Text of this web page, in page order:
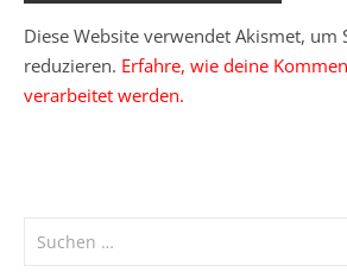
Diese Website verwendet Akismet, um
reduzieren. Erfahre, wie deine
verarbeitet werden.